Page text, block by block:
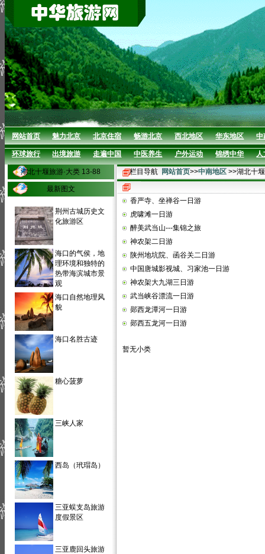
网站首页 魅力北京 北京住宿 畅游北京 西北地区 华东地区 中
环球旅行 出境旅游 走遍中国 中医养生 户外运动 锦绣中华 人
湖北十堰旅游·大类 13-88
最新图文
荆州古城历史文
化旅游区
海口的气侯，地
理环境和独特的
热带海滨城市景
观
海口自然地理风
貌
海口名胜古迹
糖心菠萝
三峡人家
西岛（玳瑁岛）
三亚蜈支岛旅游
度假景区
三亚鹿回头旅游
栏目导航 网站首页>>中南地区 >>湖北十
香严寺、坐禅谷一日游
虎啸滩一日游
醉美武当山---集锦之旅
神农架二日游
陕州地坑院、函谷关二日游
中国唐城影视城、习家池一日游
神农架大九湖三日游
武当峡谷漂流一日游
郧西龙潭河一日游
郧西五龙河一日游
暂无小类